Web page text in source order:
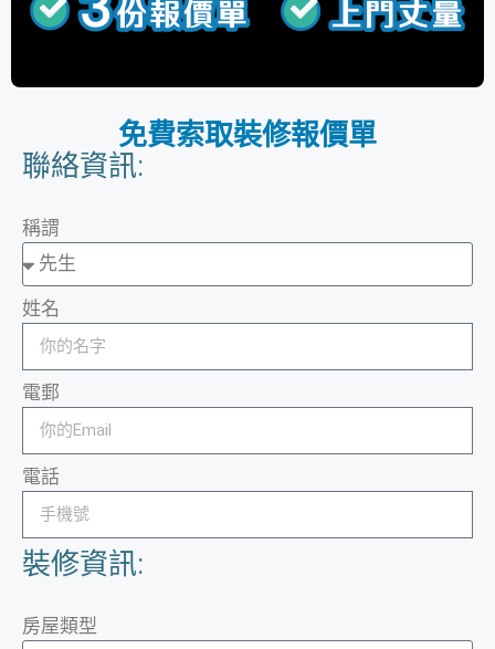
免費索取裝修報價單
聯絡資訊:
稱謂
姓名
電郵
電話
裝修資訊:
房屋類型